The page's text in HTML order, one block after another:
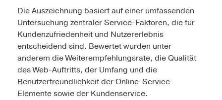
Die Auszeichnung basiert auf einer umfassenden
Untersuchung zentraler Service-Faktoren, die für
Kundenzufriedenheit und Nutzererlebnis
entscheidend sind. Bewertet wurden unter
anderem die Weiterempfehlungsrate, die Qualität
des Web-Auftritts, der Umfang und die
Benutzerfreundlichkeit der Online-Service-
Elemente sowie der Kundenservice.